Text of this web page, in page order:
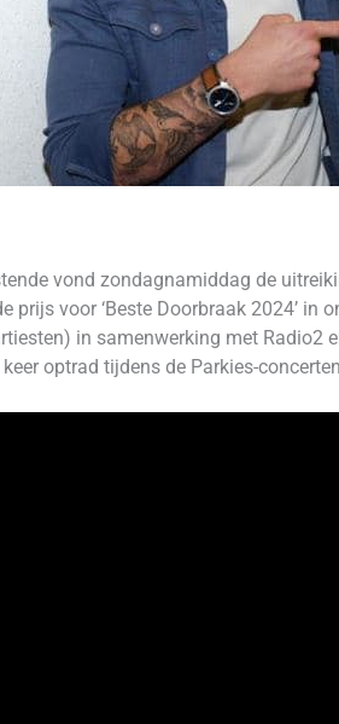
vond zondagnamiddag de
prijs voor ‘Beste Doorbraak 2024’
in samenwerking met Radio2
optrad tijdens de Parkies-